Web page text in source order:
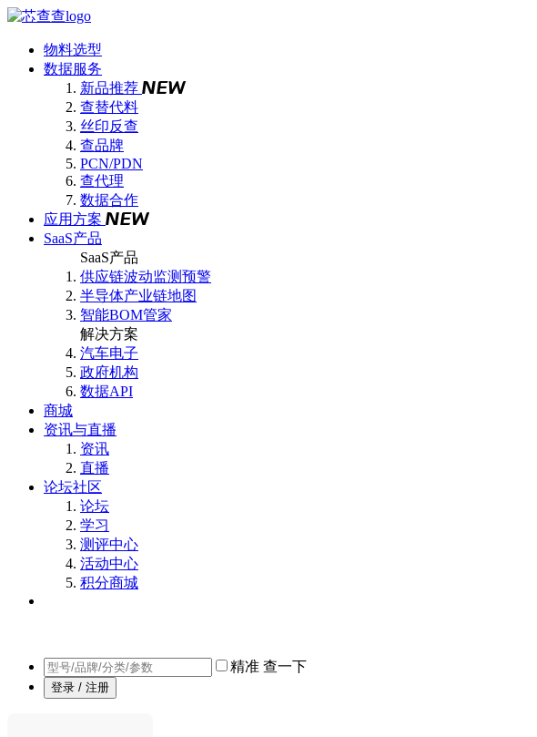
物料选型
数据服务
新品推荐
查替代料
丝印反查
查品牌
PCN/PDN
查代理
数据合作
应用方案
SaaS产品
SaaS产品
供应链波动监测预警
半导体产业链地图
智能BOM管家
解决方案
汽车电子
政府机构
数据API
商城
资讯与直播
资讯
直播
论坛社区
论坛
学习
测评中心
活动中心
积分商城
精准 查一下
登录 / 注册